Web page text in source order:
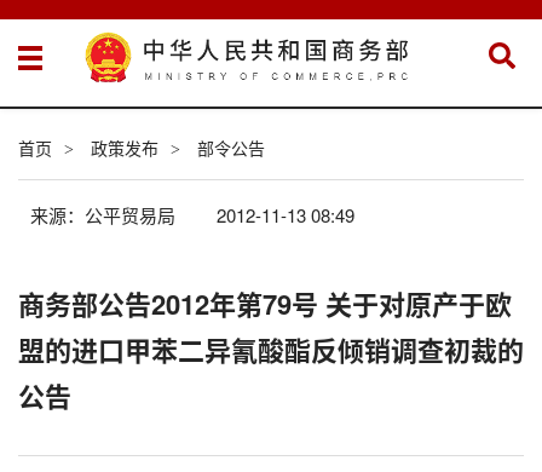
首页 > 政策发布 > 部令公告
来源：公平贸易局 2012-11-13 08:49
商务部公告2012年第79号 关于对原产于欧
盟的进口甲苯二异氰酸酯反倾销调查初裁的
公告